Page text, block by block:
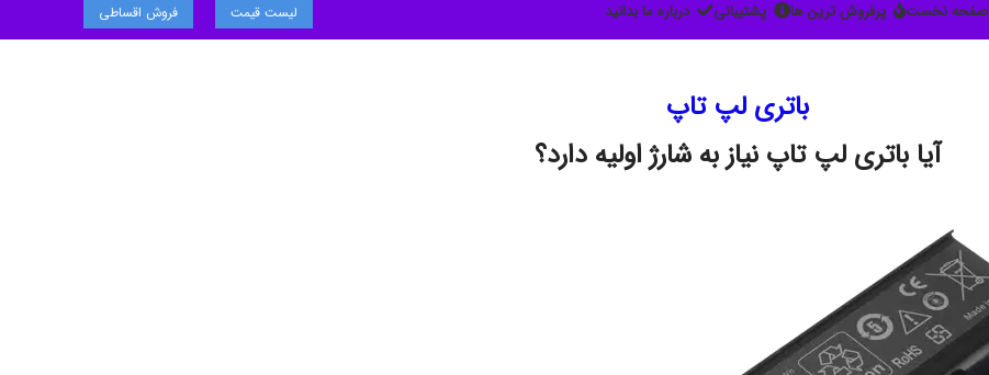
صفحه نخست پرفروش ترین ها پشتیبانی درباره ما بدانید لیست قیمت فروش اقساطی
باتری لپ تاپ
آیا باتری لپ تاپ نیاز به شارژ اولیه دارد؟